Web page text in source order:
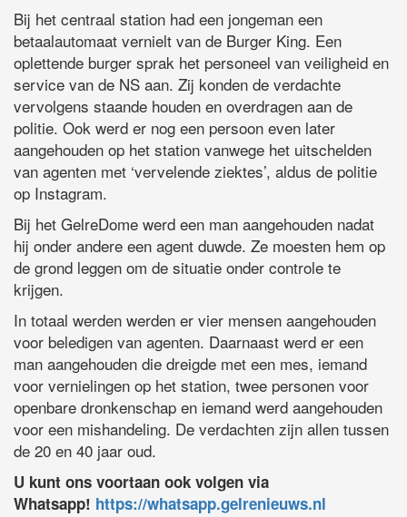
Bij het centraal station had een jongeman een
betaalautomaat vernielt van de Burger King. Een
oplettende burger sprak het personeel van veiligheid en
service van de NS aan. Zij konden de verdachte
vervolgens staande houden en overdragen aan de
politie. Ook werd er nog een persoon even later
aangehouden op het station vanwege het uitschelden
van agenten met ‘vervelende ziektes’, aldus de politie
op Instagram.
Bij het GelreDome werd een man aangehouden nadat
hij onder andere een agent duwde. Ze moesten hem op
de grond leggen om de situatie onder controle te
krijgen.
In totaal werden werden er vier mensen aangehouden
voor beledigen van agenten. Daarnaast werd er een
man aangehouden die dreigde met een mes, iemand
voor vernielingen op het station, twee personen voor
openbare dronkenschap en iemand werd aangehouden
voor een mishandeling. De verdachten zijn allen tussen
de 20 en 40 jaar oud.
U kunt ons voortaan ook volgen via
Whatsapp! https://whatsapp.gelrenieuws.nl